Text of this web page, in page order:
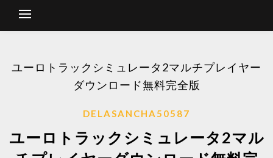
ユーロトラックシミュレータ2マルチプレイヤー
ダウンロード無料完全版
DELASANCHA50587
ユーロトラックシミュレータ2マル